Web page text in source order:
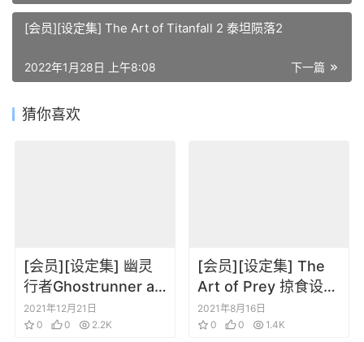
[会员][设定集] The Art of Titanfall 2 泰坦陨落2
下一篇
2022年1月28日 上午8:08
猜你喜欢
[会员][设定集] 幽灵
行者Ghostrunner art
book[DL版]
2021年12月21日
0
0 2.2K
[会员][设定集] The
Art of Prey 掠食设定
画集
2021年8月16日
0
0 1.4K